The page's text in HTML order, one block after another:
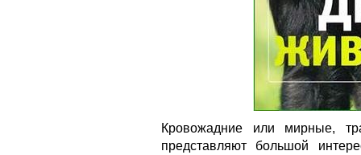
Кровожадние или мирные,
представляют большой